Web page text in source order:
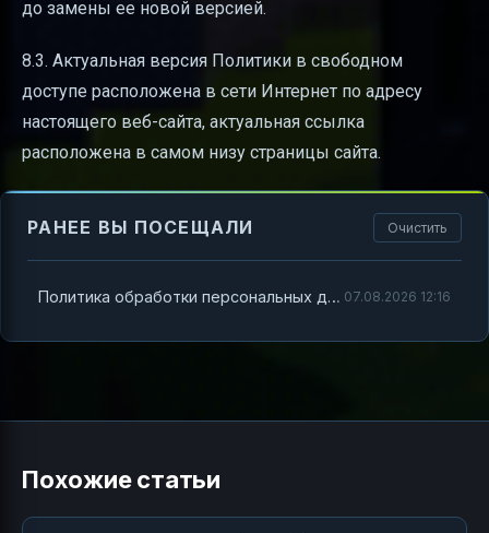
до замены ее новой версией.
8.3. Актуальная версия Политики в свободном
доступе расположена в сети Интернет по адресу
настоящего веб-сайта, актуальная ссылка
расположена в самом низу страницы сайта.
РАНЕЕ ВЫ ПОСЕЩАЛИ Очистить
Политика обработки персональных данных 07.08.2026 12:16
Похожие статьи